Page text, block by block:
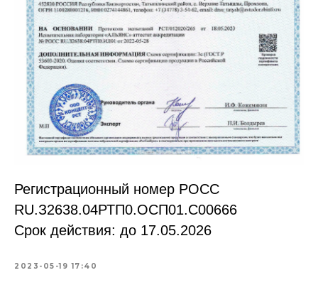
Регистрационный номер РОСС
RU.З2638.04РТП0.OCП01.С00666
Срок действия: до 17.05.2026
2023-05-19 17:40